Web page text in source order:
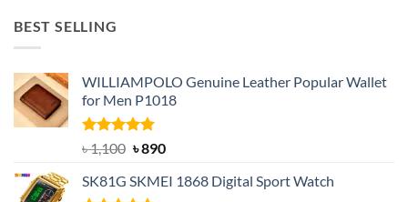
BEST SELLING
WILLIAMPOLO Genuine Leather Popular Wallet
for Men P1018
Rated5.00
out of 5
৳1,100 Original
was:
৳890Current
is:
SK81G SKMEI 1868 Digital Sport Watch